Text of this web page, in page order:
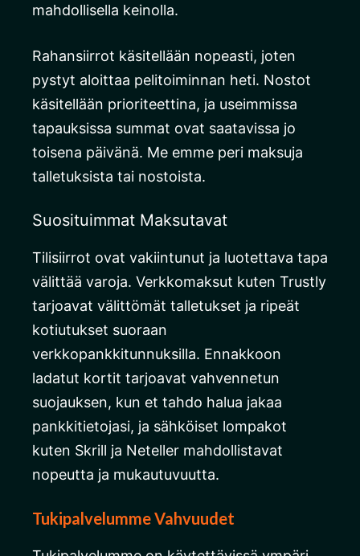
mahdollisella keinolla.
Rahansiirrot käsitellään nopeasti, joten
pystyt aloittaa pelitoiminnan heti. Nostot
käsitellään prioriteettina, ja useimmissa
tapauksissa summat ovat saatavissa jo
toisena päivänä. Me emme peri maksuja
talletuksista tai nostoista.
Suosituimmat Maksutavat
Tilisiirrot ovat vakiintunut ja luotettava tapa
välittää varoja. Verkkomaksut kuten Trustly
tarjoavat välittömät talletukset ja ripeät
kotiutukset suoraan
verkkopankkitunnuksilla. Ennakkoon
ladatut kortit tarjoavat vahvennetun
suojauksen, kun et tahdo halua jakaa
pankkitietojasi, ja sähköiset lompakot
kuten Skrill ja Neteller mahdollistavat
nopeutta ja mukautuvuutta.
Tukipalvelumme Vahvuudet